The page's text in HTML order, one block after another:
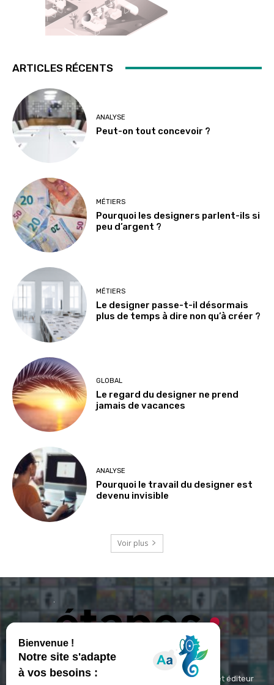
ARTICLES RÉCENTS
ANALYSE
Peut-on tout concevoir ?
MÉTIERS
Pourquoi les designers parlent-ils si
peu d’argent ?
MÉTIERS
Le designer passe-t-il désormais
plus de temps à dire non qu’à créer ?
GLOBAL
Le regard du designer ne prend
jamais de vacances
ANALYSE
Pourquoi le travail du designer est
devenu invisible
Voir plus
ETAPES : Magazine Média de référence depuis 1994 et éditeur